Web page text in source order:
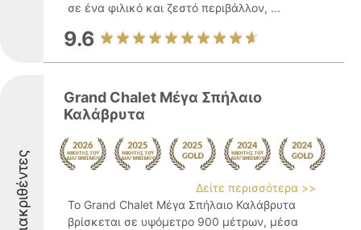
σε ένα φιλικό και ζεστό περιβάλλον, ...
9.6
Διακριθέντες
Grand Chalet Μέγα Σπήλαιο
Καλάβρυτα
Δείτε περισσότερα >>
Το Grand Chalet Μέγα Σπήλαιο Καλάβρυτα
βρίσκεται σε υψόμετρο 900 μέτρων, μέσα